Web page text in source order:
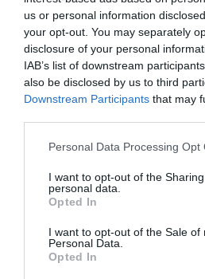
us or personal information
your opt-out. You may separately
disclosure of your personal
IAB’s list of downstream
also be disclosed by us to third
Downstream Participants that may
Personal Data Processing Opt
I want to opt-out of the
personal data.
Opted In
I want to opt-out of the Sale of
Personal Data.
Opted In
Appel aux
Soutenez Air Journal
NOUS
DERNIERS